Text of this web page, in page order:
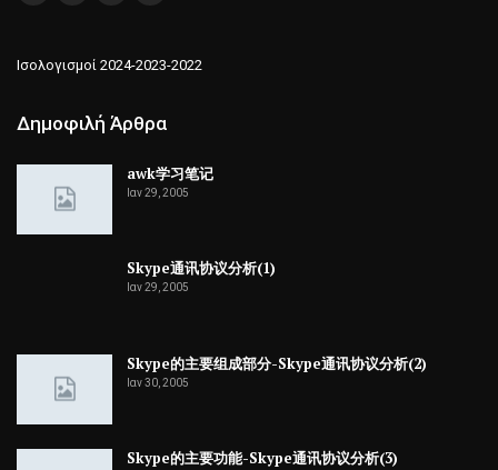
Ισολογισμοί 2024-2023-2022
Δημοφιλή Άρθρα
awk学习笔记
Ιαν 29, 2005
Skype通讯协议分析(1)
Ιαν 29, 2005
Skype的主要组成部分-Skype通讯协议分析(2)
Ιαν 30, 2005
Skype的主要功能-Skype通讯协议分析(3)